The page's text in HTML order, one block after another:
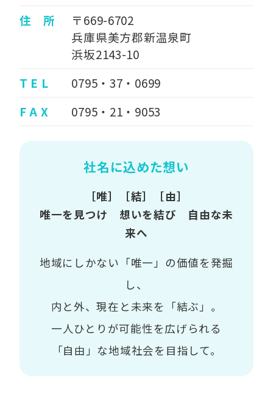
住 所
〒669-6702
兵庫県美方郡新温泉町
浜坂2143-10
T E L
0795・37・0699
F A X
0795・21・9053
社名に込めた想い
［唯］［結］［由］
唯一を見つけ 想いを結び 自由な未
来へ
地域にしかない「唯一」の価値を発掘
し、
内と外、現在と未来を「結ぶ」。
一人ひとりが可能性を広げられる
「自由」な地域社会を目指して。